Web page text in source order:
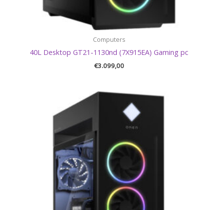
Computers
40L Desktop GT21-1130nd (7X915EA) Gaming pc
€3.099,00